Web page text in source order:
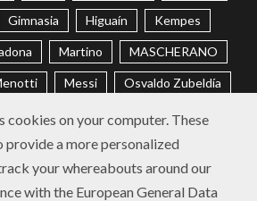
Gimnasia Higuaín Kempes
Martino MASCHERANO
Messi Osvaldo Zubeldía
Ramón Díaz
Russo Sabella Sampaoli
Trobbiani Veira Vélez
cookies on your computer. These
provide a more personalized
your whereabouts around our
with the European General Data